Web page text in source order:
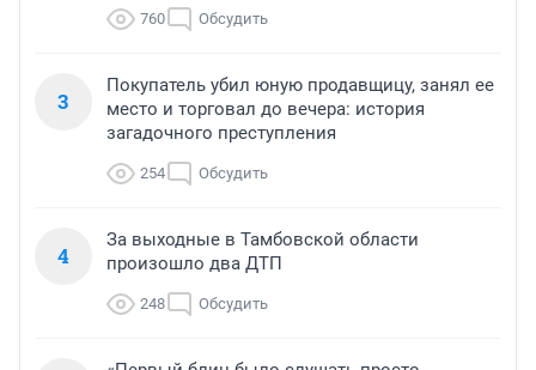
760 Обсудить
3
Покупатель убил юную продавщицу, занял ее
место и торговал до вечера: история
загадочного преступления
254 Обсудить
4
За выходные в Тамбовской области
произошло два ДТП
248 Обсудить